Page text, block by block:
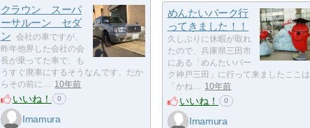
クラウン スーパ
ーサルーン セダ
ン
会社の車ですが、
昨年他界した会社の会
長が乗ってた車で、も
うすぐ廃車にするそうなんです、だか
らその前に… 10年前
いいね！ 0
Imamura
めんたいパーク行
ってきました！！
久しぶりに休暇が取れ
たので、兵庫県三田市
にある「めんたいパー
ク神戸三田」に行って来ましたここは
「かね… 10年前
いいね！ 0
Imamura